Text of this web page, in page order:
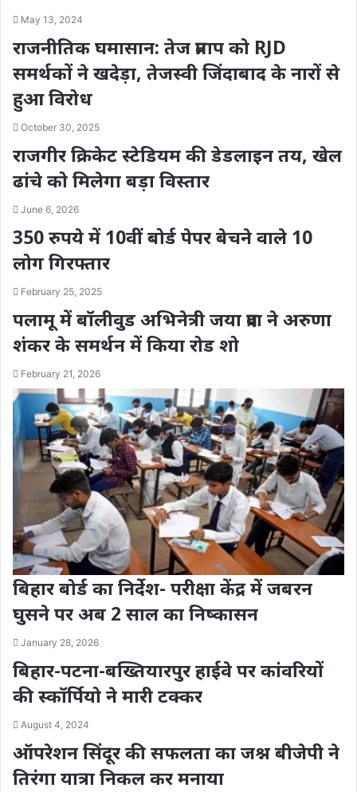
May 13, 2024
राजनीतिक घमासान: तेज प्रताप को RJD
समर्थकों ने खदेड़ा, तेजस्वी जिंदाबाद के नारों से
हुआ विरोध
October 30, 2025
राजगीर क्रिकेट स्टेडियम की डेडलाइन तय, खेल
ढांचे को मिलेगा बड़ा विस्तार
June 6, 2026
350 रुपये में 10वीं बोर्ड पेपर बेचने वाले 10
लोग गिरफ्तार
February 25, 2025
पलामू में बॉलीवुड अभिनेत्री जया प्रदा ने अरुणा
शंकर के समर्थन में किया रोड शो
February 21, 2026
बिहार बोर्ड का निर्देश- परीक्षा केंद्र में जबरन
घुसने पर अब 2 साल का निष्कासन
January 28, 2026
बिहार-पटना-बख्तियारपुर हाईवे पर कांवरियों
की स्कॉर्पियो ने मारी टक्कर
August 4, 2024
ऑपरेशन सिंदूर की सफलता का जश्न बीजेपी ने
तिरंगा यात्रा निकल कर मनाया